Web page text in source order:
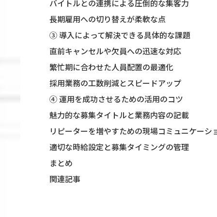
バイトルとの連携による圧倒的な集客力
長期雇用への切り替えが柔軟な点
③ 導入によって解決できる具体的な課題
直前キャンセルや欠員への迅速な対応
繁忙期に合わせた人員配置の最適化
採用業務の工数削減とスピードアップ
④ 運用を成功させるための活用のコツ
魅力的な募集タイトルと業務内容の記載
リピーターを増やすための現場コミュニケーシ
適切な時給設定と募集タイミングの管理
まとめ
関連記事